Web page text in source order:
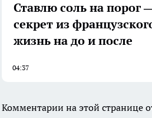
Ставлю соль на порог
секрет из
жизнь на до и после
04:37
Комментарии на этой странице